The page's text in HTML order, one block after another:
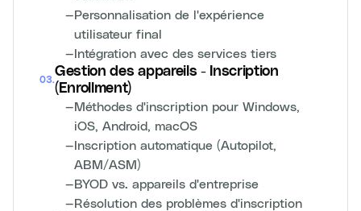
—Personnalisation de l'expérience
utilisateur final
—Intégration avec des services tiers
03.
Gestion des appareils - Inscription
(Enrollment)
—Méthodes d'inscription pour Windows,
iOS, Android, macOS
—Inscription automatique (Autopilot,
ABM/ASM)
—BYOD vs. appareils d'entreprise
—Résolution des problèmes d'inscription